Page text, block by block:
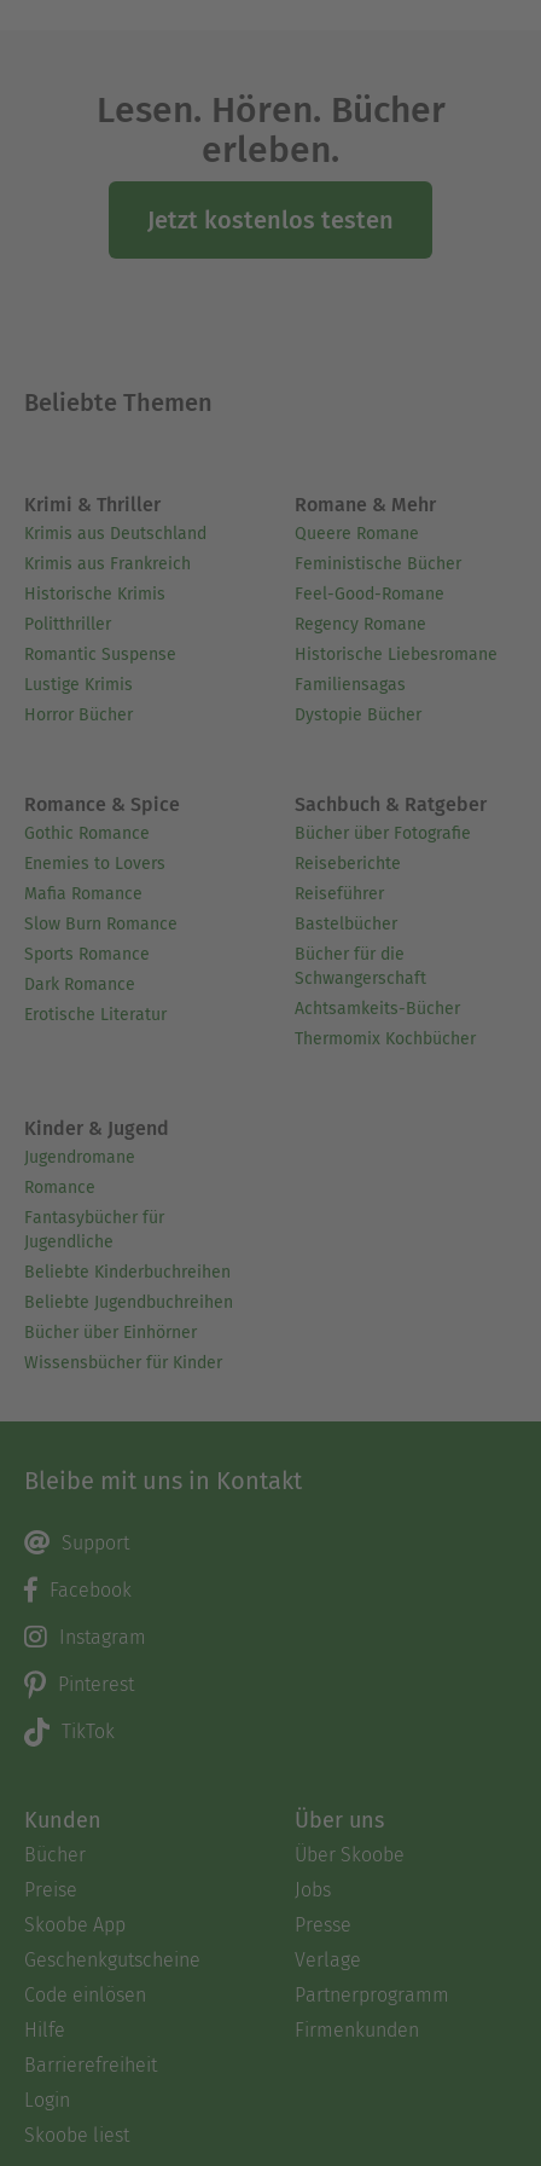
Lesen. Hören. Bücher
erleben.
Jetzt kostenlos testen
Beliebte Themen
Krimi & Thriller
Krimis aus Deutschland
Krimis aus Frankreich
Historische Krimis
Politthriller
Romantic Suspense
Lustige Krimis
Horror Bücher
Romane & Mehr
Queere Romane
Feministische Bücher
Feel-Good-Romane
Regency Romane
Historische Liebesromane
Familiensagas
Dystopie Bücher
Romance & Spice
Gothic Romance
Enemies to Lovers
Mafia Romance
Slow Burn Romance
Sports Romance
Dark Romance
Erotische Literatur
Sachbuch & Ratgeber
Bücher über Fotografie
Reiseberichte
Reiseführer
Bastelbücher
Bücher für die
Schwangerschaft
Achtsamkeits-Bücher
Thermomix Kochbücher
Kinder & Jugend
Jugendromane
Romance
Fantasybücher für
Jugendliche
Beliebte Kinderbuchreihen
Beliebte Jugendbuchreihen
Bücher über Einhörner
Wissensbücher für Kinder
Bleibe mit uns in Kontakt
Support
Facebook
Instagram
Pinterest
TikTok
Kunden
Bücher
Preise
Skoobe App
Geschenkgutscheine
Code einlösen
Hilfe
Barrierefreiheit
Login
Skoobe liest
Über uns
Über Skoobe
Jobs
Presse
Verlage
Partnerprogramm
Firmenkunden